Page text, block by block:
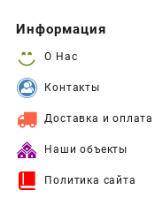
Информация
О Нас
Контакты
Доставка и оплата
Наши объекты
Политика сайта